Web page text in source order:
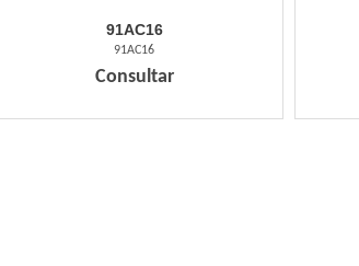
91AC16
91AC16
Consultar